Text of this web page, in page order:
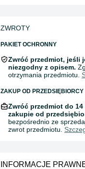
ZWROTY
PAKIET OCHRONNY
Zwróć przedmiot, jeśli
niezgodny z opisem.
otrzymania przedmiotu.
ZAKUP OD PRZEDSIĘBIORCY
Zwróć przedmiot do
zakupie od
bezpośrednio ze
zwrot przedmiotu.
INFORMACJE